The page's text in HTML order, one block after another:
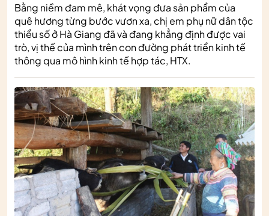
Bằng niềm đam mê, khát vọng đưa sản phẩm của
quê hương từng bước vươn xa, chị em phụ nữ dân tộc
thiểu số ở Hà Giang đã và đang khẳng định được vai
trò, vị thế của mình trên con đường phát triển kinh tế
thông qua mô hình kinh tế hợp tác, HTX.